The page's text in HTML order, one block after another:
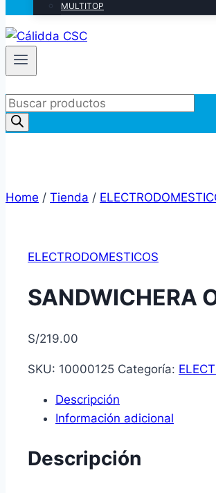
MULTITOP
Products
search
Home / Tienda /
ELECTRODOMESTICOS
SANDWICHERA
S/219.00
SKU: 10000125 Categoría:
Descripción
Información adicional
Descripción